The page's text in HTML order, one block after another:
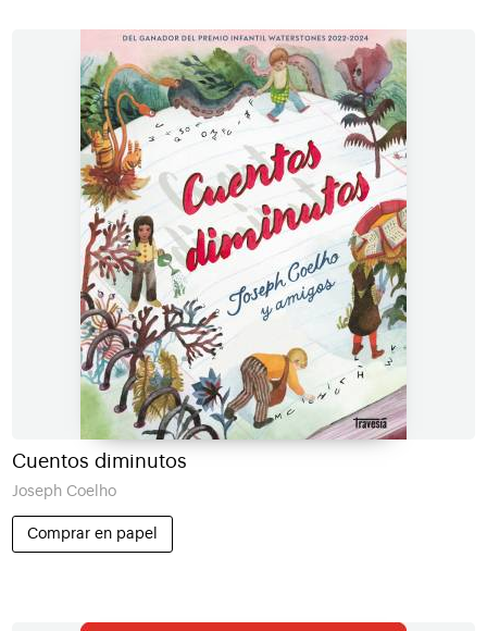
Cuentos diminutos
Joseph Coelho
Comprar en papel